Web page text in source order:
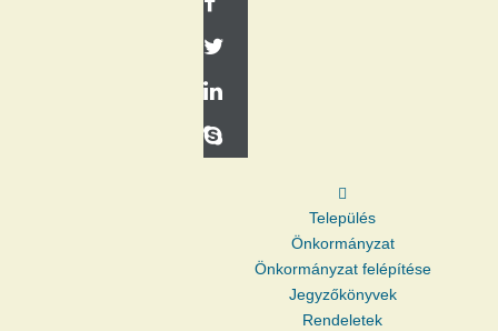
Település
Önkormányzat
Önkormányzat felépítése
Jegyzőkönyvek
Rendeletek